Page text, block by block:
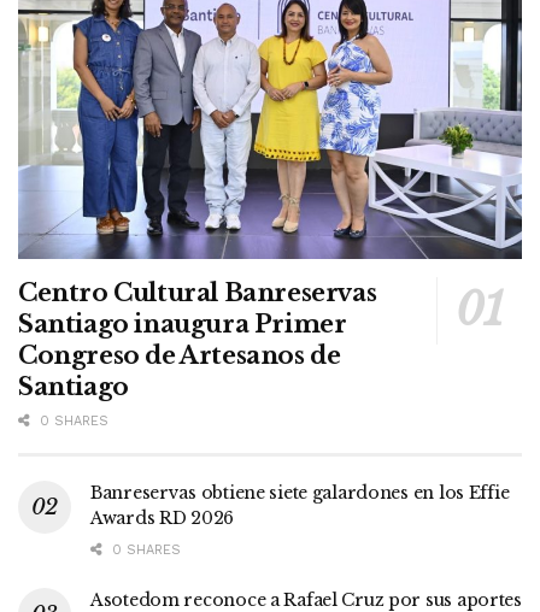
Centro Cultural Banreservas
Santiago inaugura Primer
Congreso de Artesanos de
Santiago
0 SHARES
Banreservas obtiene siete galardones en los Effie
Awards RD 2026
0 SHARES
Asotedom reconoce a Rafael Cruz por sus aportes